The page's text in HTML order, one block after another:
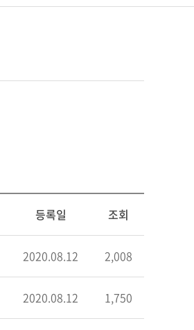
등록일 조회
2020.08.12 2,008
2020.08.12 1,750